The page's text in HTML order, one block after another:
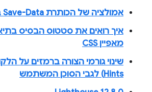
אמולציה של הכותרת Save-Data ב'תנאי רשת'
איך רואים את סטטוס הבסיס
מאפיין CSS
Hints) לגבי הסוכן המשתמש